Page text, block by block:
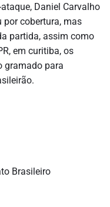
Daniel Carvalho
por cobertura, mas
partida, assim como
em curitiba, os
gramado para
Brasileiro